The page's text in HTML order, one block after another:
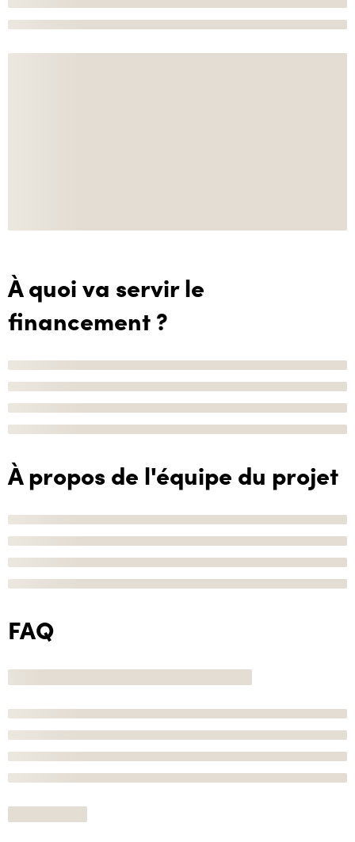
À quoi va servir le
financement ?
À propos de l'équipe du projet
FAQ